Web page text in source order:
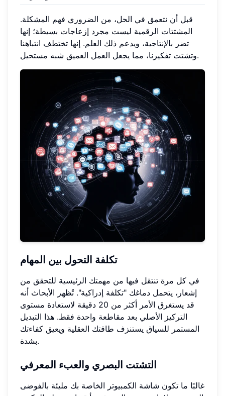
قبل أن نتعمق في الحل، من الضروري فهم المشكلة.
المشتتات الرقمية ليست مجرد إزعاجات بسيطة؛ إنها
تضر بالإنتاجية، ويدعم ذلك العلم. إنها تختطف انتباهنا
وتشتت تفكيرنا، مما يجعل العمل العميق شبه مستحيل.
تكلفة التحول بين المهام
في كل مرة تنتقل فيها من مهمتك الرئيسية للتحقق من
إشعار، يتحمل دماغك "تكلفة إدراكية". تُظهر الأبحاث أنه
قد يستغرق الأمر أكثر من 20 دقيقة لاستعادة مستوى
التركيز الأصلي بعد مقاطعة واحدة فقط. هذا التبديل
المستمر للسياق يستنزف طاقتك العقلية ويعيق كفاءتك
بشدة.
التشتت البصري والعبء المعرفي
غالبًا ما تكون شاشة الكمبيوتر الخاصة بك مليئة بالفوضى